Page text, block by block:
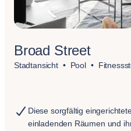
Broad Street
Stadtansicht Pool
Diese sorgfältig
einladenden Räumen und